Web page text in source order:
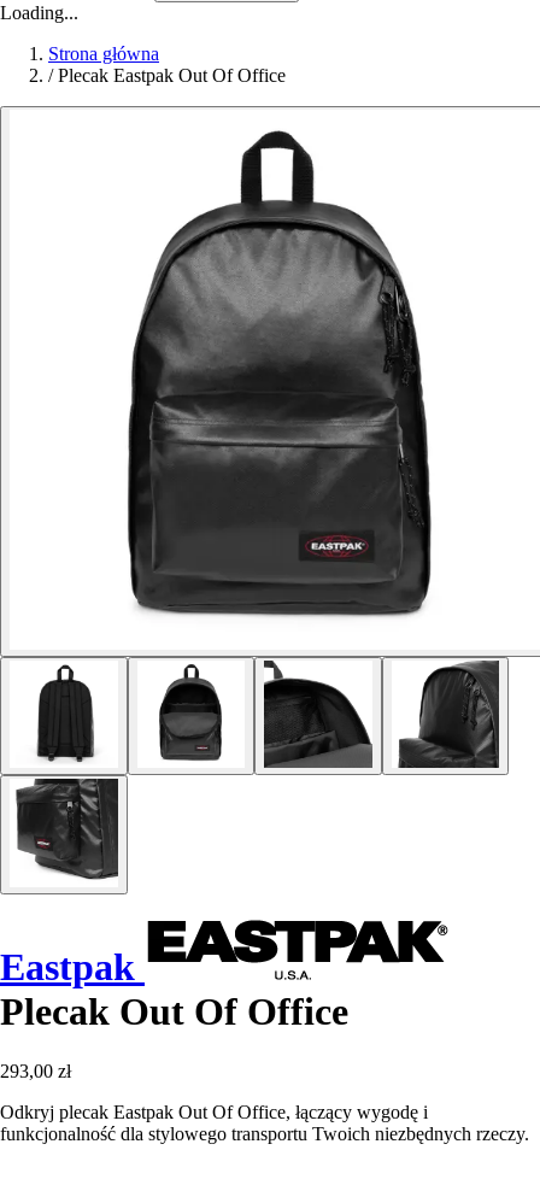
Loading...
Strona główna
/ Plecak Eastpak Out Of Office
Eastpak
Plecak Out Of Office
293,00 zł
Odkryj plecak Eastpak Out Of Office, łączący wygodę i
funkcjonalność dla stylowego transportu Twoich niezbędnych rzeczy.